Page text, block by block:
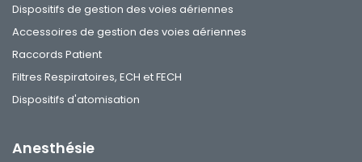
Dispositifs de gestion des voies aériennes
Accessoires de gestion des voies aériennes
Raccords Patient
Filtres Respiratoires, ECH et FECH
Dispositifs d'atomisation
Anesthésie